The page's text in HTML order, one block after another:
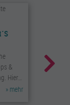
&
Hier
»mehr
auf